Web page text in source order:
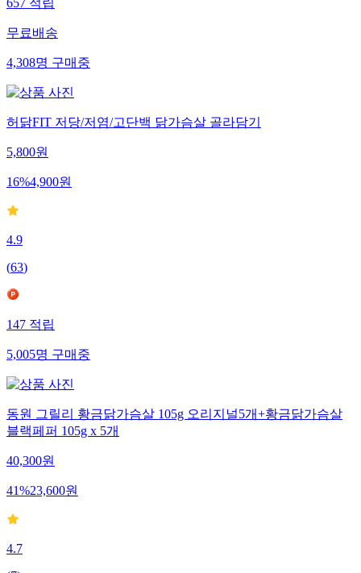
657적립
무료배송
4,308명구매중
허닭FIT 저당/저염/고단백 닭가슴살 골라담기
5,800원
16%4,900원
4.9
(63)
147적립
5,005명구매중
동원 그릴리 황금닭가슴살 105g 오리지널5개+황금닭가슴살
블랙페퍼 105g x 5개
40,300원
41%23,600원
4.7